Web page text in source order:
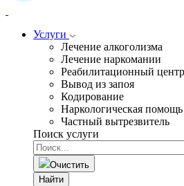
Услуги
Лечение алкоголизма
Лечение наркомании
Реабилитационный центр
Вывод из запоя
Кодирование
Наркологическая помощь
Частный вытрезвитель
Поиск услуги
Очистить
Найти